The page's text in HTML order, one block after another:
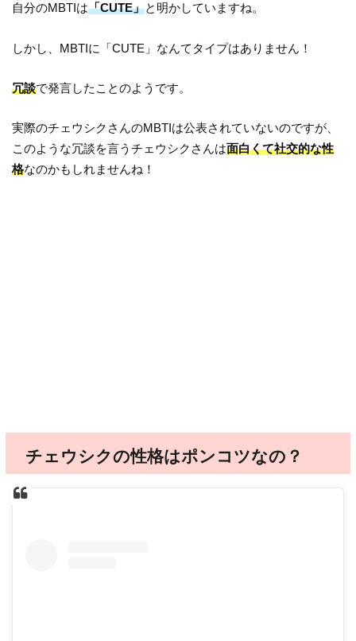
自分のMBTIは「CUTE」と明かしていますね。
しかし、MBTIに「CUTE」なんてタイプはありません！
冗談で発言したことのようです。
実際のチェウシクさんのMBTIは公表されていないのですが、
このような冗談を言うチェウシクさんは面白くて社交的な性
格なのかもしれませんね！
チェウシクの性格はポンコツなの？